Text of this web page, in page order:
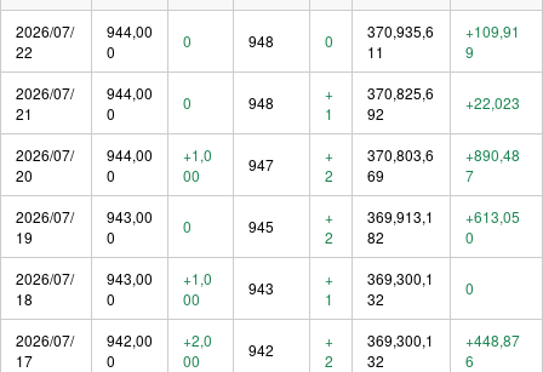
2026/07/
22
944,00
0
0 948 0
370,935,6
11
+109,91
9
2026/07/
21
944,00
0
0 948
+
1
370,825,6
92
+22,023
2026/07/
20
944,00
0
+1,0
00
947
+
2
370,803,6
69
+890,48
7
2026/07/
19
943,00
0
0 945
+
2
369,913,1
82
+613,05
0
2026/07/
18
943,00
0
+1,0
00
943
+
1
369,300,1
32
0
2026/07/
17
942,00
0
+2,0
00
942
+
2
369,300,1
32
+448,87
6